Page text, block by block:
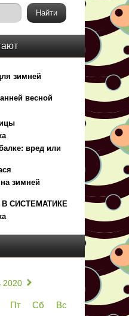
зимней
весной
вред или
на зимней
СИСТЕМАТИКЕ
2020
Пт Сб Вс